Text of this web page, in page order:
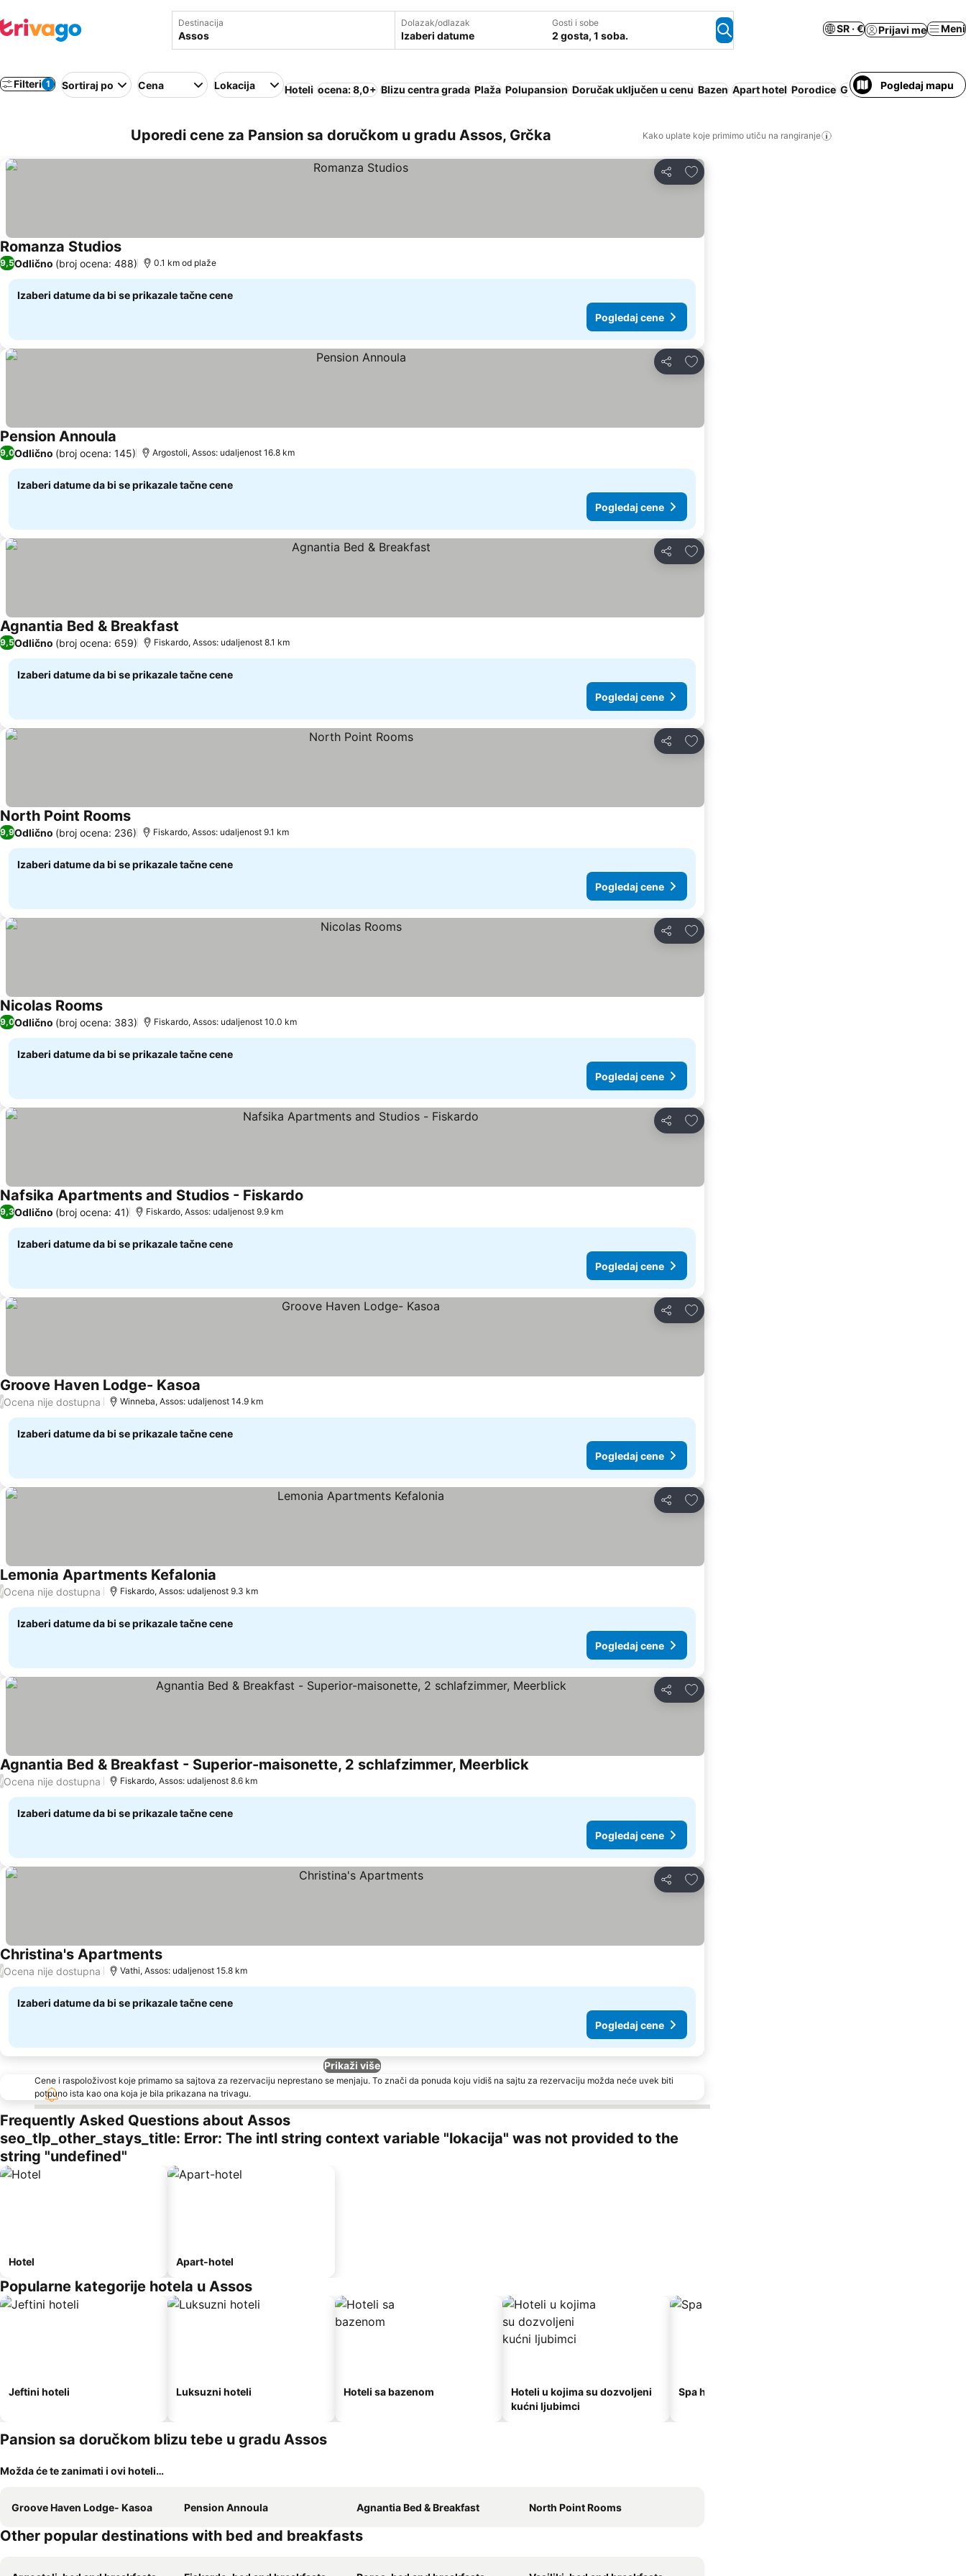
Destinacija Dolazak/odlazak
Izaberi datume
Gosti i sobe
2 gosta, 1 soba.
SR · € Prijavi me Meni
Filteri 1 Sortiraj po Cena Lokacija Hoteli ocena: 8,0+ Blizu centra grada Plaža Polupansion Doručak uključen u cenu Bazen Apart hotel Porodice GostionicaPogledaj mapu
Uporedi cene za Pansion sa doručkom u gradu Assos, Grčka Kako uplate koje primimo utiču na rangiranje
Deli
Dodati u favorite
Romanza StudiosPogledaj cene
9,5Odlično (broj ocena: 488) 0.1 km od plaže
Izaberi datume da bi se prikazale tačne cene
Pogledaj cene
Deli
Dodati u favorite
Pension Annoula Pogledaj cene
9,0Odlično (broj ocena: 145) Argostoli, Assos: udaljenost 16.8 km
Izaberi datume da bi se prikazale tačne cene
Pogledaj cene
Deli
Dodati u favorite
Agnantia Bed & Breakfast
9,5Odlično (broj ocena: 659) Fiskardo, Assos: udaljenost 8.1 km
Izaberi datume da bi se prikazale tačne cene
Pogledaj cene
Deli
Dodati u favorite
North Point RoomsPogledaj cene
9,9Odlično (broj ocena: 236) Fiskardo, Assos: udaljenost 9.1 km
Izaberi datume da bi se prikazale tačne cene
Pogledaj cene
Deli
Dodati u favorite
Nicolas RoomsPogledaj cene
9,0Odlično (broj ocena: 383) Fiskardo, Assos: udaljenost 10.0 km
Izaberi datume da bi se prikazale tačne cene
Pogledaj cene
Deli
Dodati u favorite
Nafsika Apartments and Studios - Fiskardo
9,3Odlično (broj ocena: 41) Fiskardo, Assos: udaljenost 9.9 km
Izaberi datume da bi se prikazale tačne cene
Pogledaj cene
Deli
Dodati u favorite
Groove Haven Lodge- Kasoa
/Ocena nije dostupna Winneba, Assos: udaljenost 14.9 km
Izaberi datume da bi se prikazale tačne cene
Pogledaj cene
Deli
Dodati u favorite
Lemonia Apartments Kefalonia
/Ocena nije dostupna Fiskardo, Assos: udaljenost 9.3 km
Izaberi datume da bi se prikazale tačne cene
Pogledaj cene
Deli
Dodati u favorite
Agnantia Bed & Breakfast - Superior-maisonette, 2 schlafzimmer, MeerblickPogledaj cene
/Ocena nije dostupna Fiskardo, Assos: udaljenost 8.6 km
Izaberi datume da bi se prikazale tačne cene
Pogledaj cene
Deli
Dodati u favorite
Christina's ApartmentsPogledaj cene
/Ocena nije dostupna Vathi, Assos: udaljenost 15.8 km
Izaberi datume da bi se prikazale tačne cene
Pogledaj cene
Prikaži više
Cene i raspoloživost koje primamo sa sajtova za rezervaciju neprestano se menjaju. To znači da ponuda koju vidiš na sajtu za rezervaciju možda neće uvek biti
potpuno ista kao ona koja je bila prikazana na trivagu.
Frequently Asked Questions about Assos
seo_tlp_other_stays_title: Error: The intl string context variable "lokacija" was not provided to the
string "undefined"
Hotel Apart-hotel
Popularne kategorije hotela u Assos
Jeftini hoteli Luksuzni hoteli Hoteli sa bazenom
Hoteli u kojima su dozvoljeni
kućni ljubimci
Spa hoteli
Pansion sa doručkom blizu tebe u gradu Assos
Možda će te zanimati i ovi hoteli…
Groove Haven Lodge- Kasoa Pension Annoula Agnantia Bed & Breakfast North Point Rooms
Other popular destinations with bed and breakfasts